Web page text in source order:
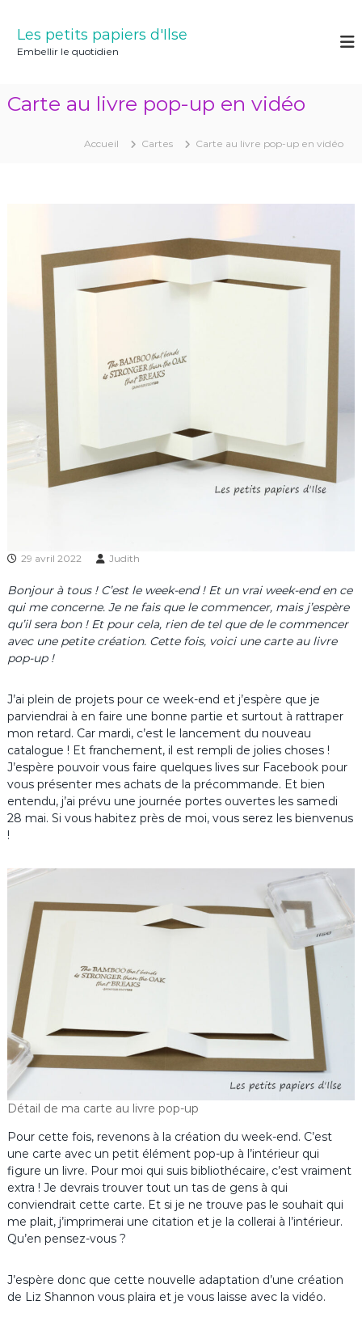
Les petits papiers d'Ilse
Embellir le quotidien
Carte au livre pop-up en vidéo
Accueil Cartes Carte au livre pop-up en vidéo
29 avril 2022 Judith
Bonjour à tous ! C’est le week-end ! Et un vrai week-end en ce
qui me concerne. Je ne fais que le commencer, mais j’espère
qu’il sera bon ! Et pour cela, rien de tel que de le commencer
avec une petite création. Cette fois, voici une carte au livre
pop-up !
J’ai plein de projets pour ce week-end et j’espère que je
parviendrai à en faire une bonne partie et surtout à rattraper
mon retard. Car mardi, c’est le lancement du nouveau
catalogue ! Et franchement, il est rempli de jolies choses !
J’espère pouvoir vous faire quelques lives sur Facebook pour
vous présenter mes achats de la précommande. Et bien
entendu, j’ai prévu une journée portes ouvertes les samedi
28 mai. Si vous habitez près de moi, vous serez les bienvenus
!
Détail de ma carte au livre pop-up
Pour cette fois, revenons à la création du week-end. C’est
une carte avec un petit élément pop-up à l’intérieur qui
figure un livre. Pour moi qui suis bibliothécaire, c’est vraiment
extra ! Je devrais trouver tout un tas de gens à qui
conviendrait cette carte. Et si je ne trouve pas le souhait qui
me plait, j’imprimerai une citation et je la collerai à l’intérieur.
Qu’en pensez-vous ?
J’espère donc que cette nouvelle adaptation d’une création
de Liz Shannon vous plaira et je vous laisse avec la vidéo.